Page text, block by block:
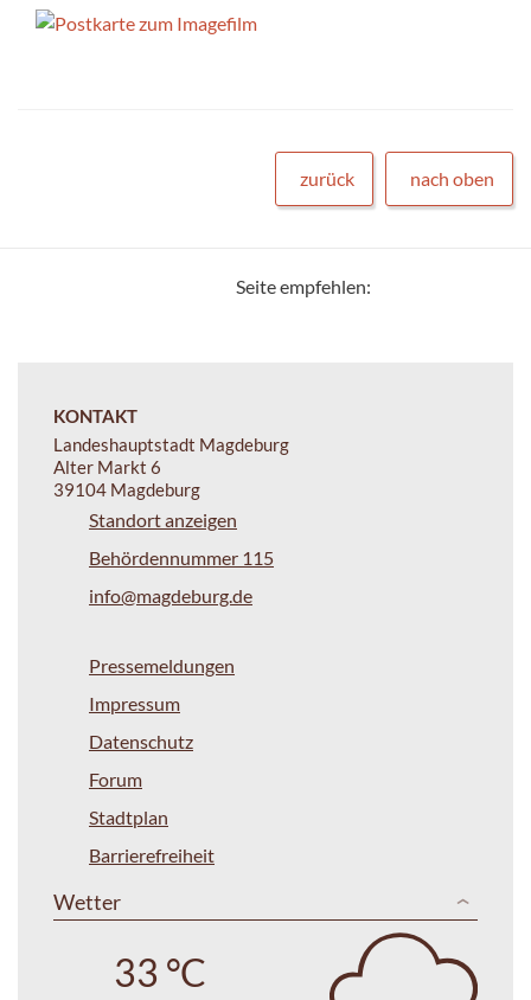
zurück nach oben
Seite empfehlen:
KONTAKT
Landeshauptstadt Magdeburg
Alter Markt 6
39104 Magdeburg
Standort anzeigen
Behördennummer 115
info@magdeburg.de
Pressemeldungen
Impressum
Datenschutz
Forum
Stadtplan
Barrierefreiheit
Wetter
33 °C